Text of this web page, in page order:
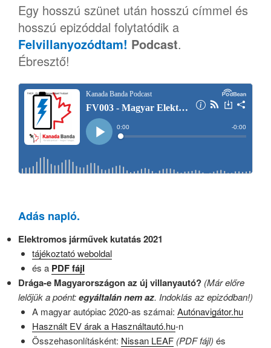
Egy hosszú szünet után hosszú címmel és
hosszú epizóddal folytatódik a
Felvillanyozódtam! Podcast.
Ébresztő!
Adás napló.
Elektromos járművek kutatás 2021
tájékoztató weboldal
és a PDF fájl
Drága-e Magyarországon az új villanyautó? (Már előre
lelőjük a poént:egyáltalán nem az. Indoklás az epizódban!)
A magyar autópiac 2020-as számai: Autónavigátor.hu
Használt EV árak a Használtautó.hu-n
Összehasonlításként: Nissan LEAF (PDF fájl) és